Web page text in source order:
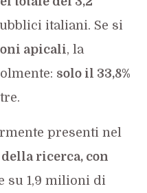
italiani. Se si
apicali, la
solo il 33,8%
presenti nel
ricerca, con
su 1,9 milioni di